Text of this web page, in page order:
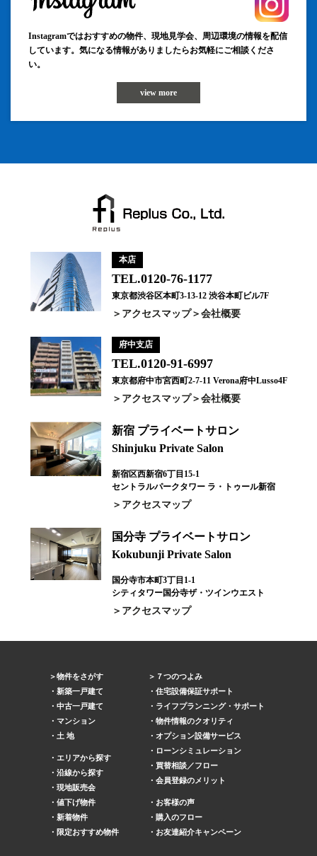
Instagramではおすすめの物件、現地見学会、周辺環境の情報を配信
しています。気になる情報がありましたらお気軽にご相談くださ
い。
view more
本店
TEL.0120-76-1177
東京都渋谷区本町3-13-12 渋谷本町ビル7F
アクセスマップ 会社概要
府中支店
TEL.0120-91-6997
東京都府中市宮西町2-7-11 Verona府中Lusso4F
アクセスマップ 会社概要
新宿 プライベートサロン
Shinjuku Private Salon
新宿区西新宿6丁目15-1
セントラルパークタワー ラ・トゥール新宿
アクセスマップ
国分寺 プライベートサロン
Kokubunji Private Salon
国分寺市本町3丁目1-1
シティタワー国分寺ザ・ツインウエスト
アクセスマップ
物件をさがす
新築一戸建て
中古一戸建て
マンション
土 地
エリアから探す
沿線から探す
現地販売会
値下げ物件
新着物件
限定おすすめ物件
７つのつよみ
住宅設備保証サポート
ライフプランニング・サポート
物件情報のクオリティ
オプション設備サービス
ローンシミュレーション
買替相談／フロー
会員登録のメリット
お客様の声
購入のフロー
お友達紹介キャンペーン